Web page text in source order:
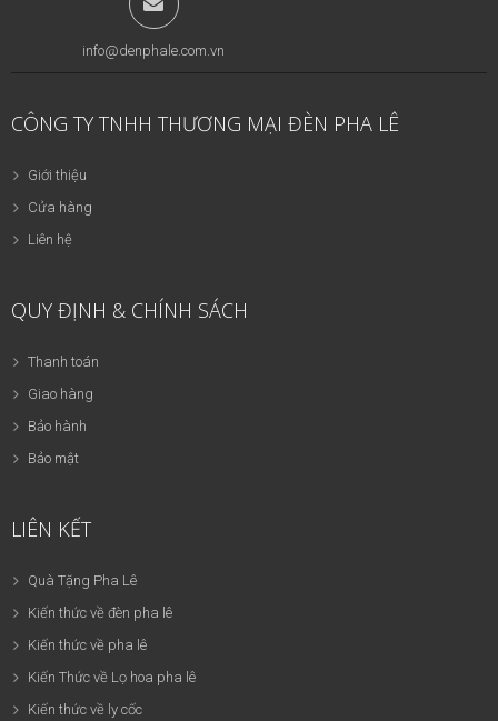
info@denphale.com.vn
CÔNG TY TNHH THƯƠNG MẠI ĐÈN PHA LÊ
Giới thiệu
Cửa hàng
Liên hệ
QUY ĐỊNH & CHÍNH SÁCH
Thanh toán
Giao hàng
Bảo hành
Bảo mật
LIÊN KẾT
Quà Tặng Pha Lê
Kiến thức về đèn pha lê
Kiến thức về pha lê
Kiến Thức về Lọ hoa pha lê
Kiến thức về ly cốc